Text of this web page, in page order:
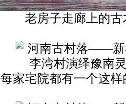
老房子走廊上的古
每家宅院都有一个这样